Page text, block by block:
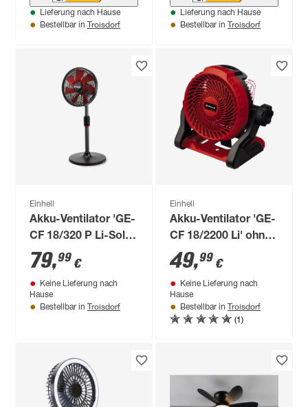
neutralweiß Ø 50 x
14 cm
Lieferung nach Hause
Bestellbar in Troisdorf
neutralweiß Ø 50 x
20 cm
Lieferung nach Hause
Bestellbar in Troisdorf
Einhell
Akku-Ventilator 'GE-
CF 18/320 P Li-Solo'
ohne Akku und
Ladegerät
79,99 €
Keine Lieferung nach
Hause
Bestellbar in Troisdorf
Einhell
Akku-Ventilator 'GE-
CF 18/2200 Li' ohne
Akku und Ladegerät
49,99 €
Keine Lieferung nach
Hause
Bestellbar in Troisdorf
(1)